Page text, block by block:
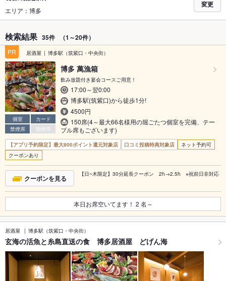
エリア：博多
変更
検索結果 35件 （1～20件）
PR 居酒屋 博多駅（筑紫口・中央街）
個室
カード
禁煙席
喫煙席
博多 萬漁箱
飲み放題付き宴会コースご用意！
17:00～翌0:00
博多駅(筑紫口)から徒歩1分!
4500円
150席(4～最大66名様用の堀ごたつ個室を完備、テー
ブル席もございます)
【アプリ予約限定】最大800ポイント還元対象店 口コミ投稿特典対象店
ネット予約可
クーポンあり
クーポンを見る 【日~木限定】30分延長クーポン 2h→2.5h ※祝前日非対応
本日お席空いてます！ 2 名～
居酒屋 博多駅（筑紫口・中央街）
玄海の活魚と糸島直送の食 博多居酒屋 どげん海